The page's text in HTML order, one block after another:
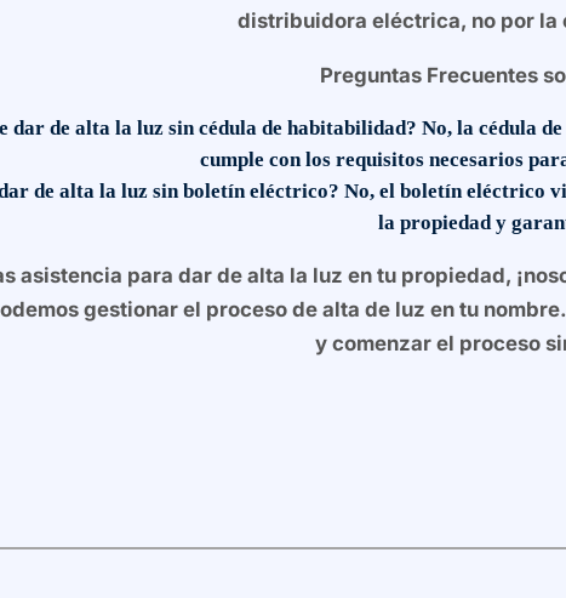
distribuidora eléctrica, no por la
Preguntas Frecuentes
dar de alta la luz sin cédula de habitabilidad? No, la cédula
cumple con los requisitos necesarios
dar de alta la luz sin boletín eléctrico? No, el boletín eléctrico
la propiedad y
asistencia para dar de alta la luz en tu propiedad,
gestionar el proceso de alta de luz en tu
y comenzar el proceso